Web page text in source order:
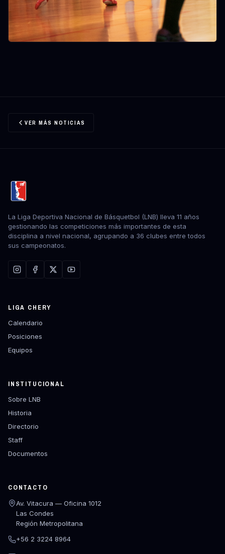
VER MÁS NOTICIAS
La Liga Deportiva Nacional de Básquetbol (LNB) lleva 11 años
gestionando las competiciones más importantes de esta
disciplina a nivel nacional, agrupando a 36 clubes entre todos
sus campeonatos.
LIGA CHERY
Calendario
Posiciones
Equipos
INSTITUCIONAL
Sobre LNB
Historia
Directorio
Staff
Documentos
CONTACTO
Av. Vitacura — Oficina 1012
Las Condes
Región Metropolitana
+56 2 3224 8964